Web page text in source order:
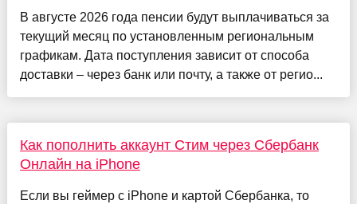
В августе 2026 года пенсии будут выплачиваться за
текущий месяц по установленным региональным
графикам. Дата поступления зависит от способа
доставки – через банк или почту, а также от регио...
Как пополнить аккаунт Стим через Сбербанк
Онлайн на iPhone
Если вы геймер с iPhone и картой Сбербанка, то